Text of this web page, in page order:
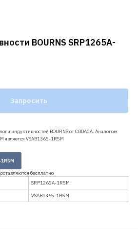
BOURNS SRP1265A-
Запросить
индуктивностей BOURNS от CODACA. Аналогом
является VSAB1365-1R5M
бесплатно
SRP1265A-1R5M
VSAB1365-1R5M